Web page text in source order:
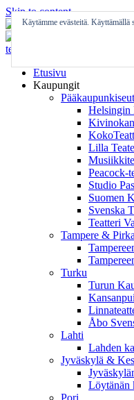
Skip to content
Etusivu
Kaupungit
Helsingin
Kivinokan
Lilla
Peacock-
Studio
Suomen
Svenska
Teatteri
Tampere &
Turku
Turun
Åbo
Lahti
Lahden
Jyväskylä &
Löytänän
Pori
Käytämme evästeitä.